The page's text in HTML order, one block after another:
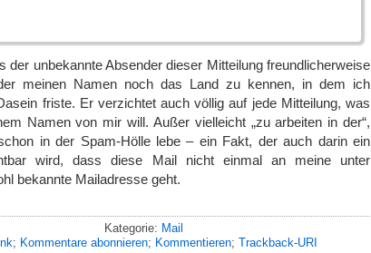
der unbekannte Absender dieser Mitteilung freundlicherweise
meinen Namen noch das Land zu kennen, in dem ich
friste. Er verzichtet auch völlig auf jede Mitteilung, was
Namen von mir will. Außer vielleicht „zu arbeiten in der“,
in der Spam-Hölle lebe – ein Fakt, der auch darin ein
wird, dass diese Mail nicht einmal an meine unter
bekannte Mailadresse geht.
Kategorie: Mail
; Kommentare abonnieren; Kommentieren; Trackback-URI